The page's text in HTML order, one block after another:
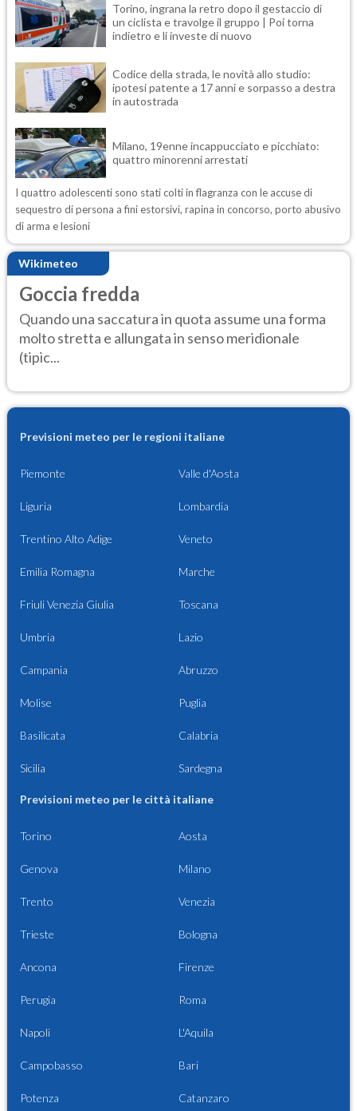
Torino, ingrana la retro dopo il gestaccio di
un ciclista e travolge il gruppo | Poi torna
indietro e li investe di nuovo
Codice della strada, le novità allo studio:
ipotesi patente a 17 anni e sorpasso a destra
in autostrada
Milano, 19enne incappucciato e picchiato:
quattro minorenni arrestati
I quattro adolescenti sono stati colti in flagranza con le accuse di
sequestro di persona a fini estorsivi, rapina in concorso, porto abusivo
di arma e lesioni
Wikimeteo
Goccia fredda
Quando una saccatura in quota assume una forma
molto stretta e allungata in senso meridionale
(tipic...
Previsioni meteo per le regioni italiane
Piemonte Valle d'Aosta
Liguria Lombardia
Trentino Alto Adige Veneto
Emilia Romagna Marche
Friuli Venezia Giulia Toscana
Umbria Lazio
Campania Abruzzo
Molise Puglia
Basilicata Calabria
Sicilia Sardegna
Previsioni meteo per le città italiane
Torino Aosta
Genova Milano
Trento Venezia
Trieste Bologna
Ancona Firenze
Perugia Roma
Napoli L'Aquila
Campobasso Bari
Potenza Catanzaro